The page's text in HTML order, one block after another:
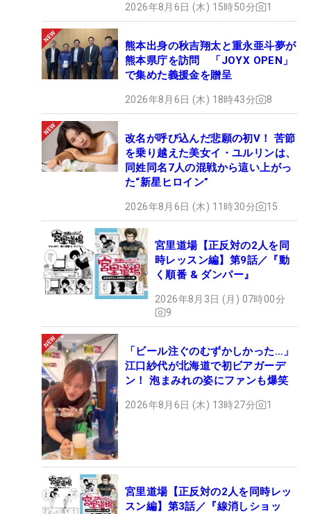
2026年8月6日 (木) 15時50分 1
熊本出身の秋吉翔太と重永亜斗夢が
熊本県庁を訪問 「JOYX OPEN」
で集めた義援金を贈呈
2026年8月6日 (木) 18時43分 8
改名が呼び込んだ悲願の初V！ 苦節
を乗り越えた美女イ・ユルリンは、
同姓同名7人の混戦から這い上がっ
た“新星ヒロイン”
2026年8月6日 (木) 11時30分 15
宮里道場【正反対の2人を同
時レッスン編】第9話／『動
く順番 & ダンパー』
2026年8月3日 (月) 07時00分
9
「ビール注ぐのむずかしかった…」
江口紗代が北海道で初ビアガーデ
ン！ 泡まみれの姿にファンも爆笑
2026年8月6日 (木) 13時27分 1
宮里道場【正反対の2人を同時レッ
スン編】第3話／『線消しショッ